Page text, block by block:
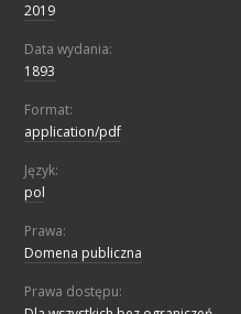
2019
Data wydania:
1893
Format:
application/pdf
Język:
pol
Prawa:
Domena publiczna
Prawa dostępu: